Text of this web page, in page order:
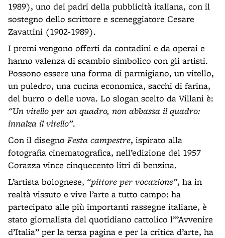
1989), uno dei padri della pubblicità italiana, con il
sostegno dello scrittore e sceneggiatore Cesare
Zavattini (1902-1989).
I premi vengono offerti da contadini e da operai e
hanno valenza di scambio simbolico con gli artisti.
Possono essere una forma di parmigiano, un vitello,
un puledro, una cucina economica, sacchi di farina,
del burro o delle uova. Lo slogan scelto da Villani è:
"Un vitello per un quadro, non abbassa il quadro:
innalza il vitello”.
Con il disegno Festa campestre, ispirato alla
fotografia cinematografica, nell’edizione del 1957
Corazza vince cinquecento litri di benzina.
L’artista bolognese, “pittore per vocazione”, ha in
realtà vissuto e vive l’arte a tutto campo: ha
partecipato alle più importanti rassegne italiane, è
stato giornalista del quotidiano cattolico l’”Avvenire
d’Italia” per la terza pagina e per la critica d’arte, ha